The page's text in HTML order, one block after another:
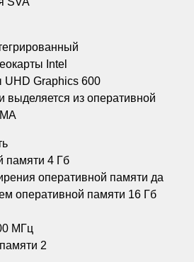
Intel
UHD Graphics 600
из оперативной
памяти 4 Гб
оперативной памяти да
оперативной памяти 16 Гб
МГц
2